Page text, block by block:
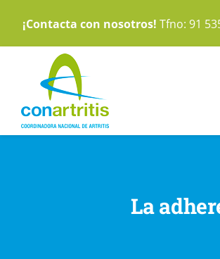
contenido
¡Contacta con nosotros! Tfno: 91
La